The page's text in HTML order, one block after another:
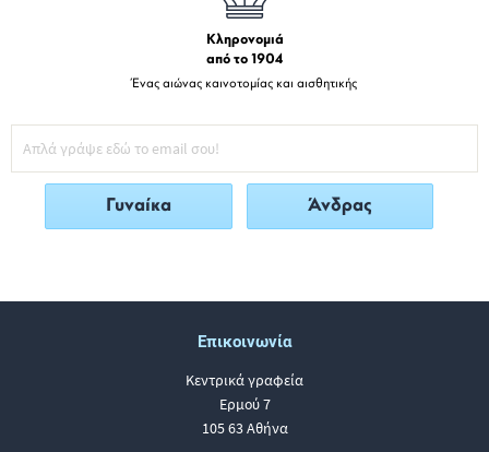
Κληρονομιά
από το 1904
Ένας αιώνας καινοτομίας και αισθητικής
Γυναίκα Άνδρας
Επικοινωνία
Κεντρικά γραφεία
Ερμού 7
105 63 Αθήνα